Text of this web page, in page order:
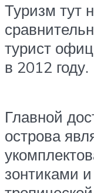
Туризм тут
турист
в 2012 году.
Главной
острова
зонтиками